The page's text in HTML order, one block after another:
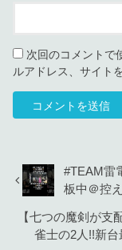
次回のコメントで
ルアドレス、サイト
#TEAM雷
板中＠控
【七つの魔剣が支
雀士の2人!!新